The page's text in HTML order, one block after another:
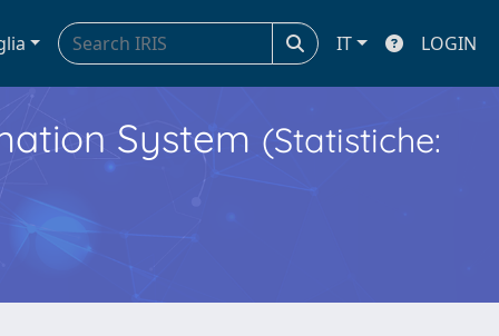
IT LOGIN
System (Statistiche: